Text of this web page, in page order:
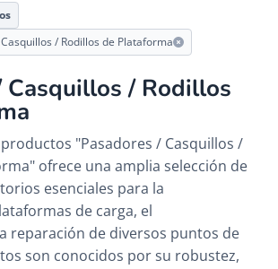
/ Rodillos de Plataforma
Casquillos / Rodillos
"Pasadores / Casquillos /
ofrece una amplia selección de
esenciales para la
de carga, el
reparación de diversos puntos de
son conocidos por su robustez,